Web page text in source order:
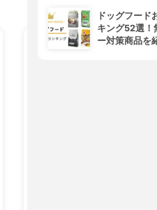
4位
ドッグフード
キング52選！
ー対策商品を